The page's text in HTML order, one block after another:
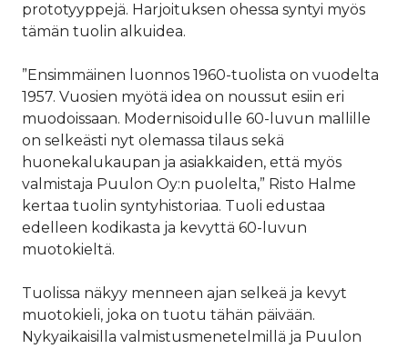
prototyyppejä. Harjoituksen ohessa syntyi myös
tämän tuolin alkuidea.
”Ensimmäinen luonnos 1960-tuolista on vuodelta
1957. Vuosien myötä idea on noussut esiin eri
muodoissaan. Modernisoidulle 60-luvun mallille
on selkeästi nyt olemassa tilaus sekä
huonekalukaupan ja asiakkaiden, että myös
valmistaja Puulon Oy:n puolelta,” Risto Halme
kertaa tuolin syntyhistoriaa. Tuoli edustaa
edelleen kodikasta ja kevyttä 60-luvun
muotokieltä.
Tuolissa näkyy menneen ajan selkeä ja kevyt
muotokieli, joka on tuotu tähän päivään.
Nykyaikaisilla valmistusmenetelmillä ja Puulon